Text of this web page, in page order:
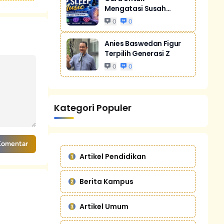
Mengatasi Susah
Tidur Akibat Stres
0 0
Anies Baswedan Figur
Terpilih Generasi Z
0 0
Kategori Populer
Artikel Pendidikan
Berita Kampus
Artikel Umum